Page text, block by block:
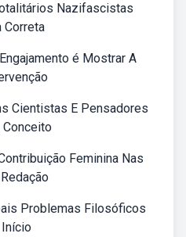
Nazifascistas
Correta
é Mostrar A
Cientistas E Pensadores
Conceito
Feminina Nas
Problemas Filosóficos